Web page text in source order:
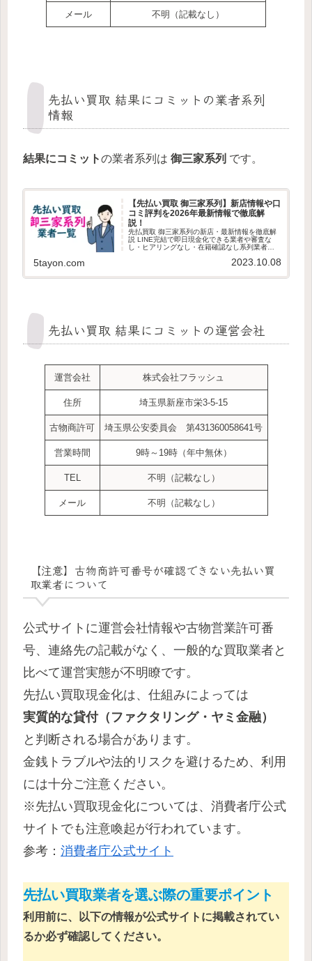
メール 不明（記載なし）
先払い買取 結果にコミットの業者系列
情報
結果にコミットの業者系列は 御三家系列 です。
【先払い買取 御三家系列】新店情報や口
コミ評判を2026年最新情報で徹底解
説！
先払買取 御三家系列の新店・最新情報を徹底解
説 LINE完結で即日現金化できる業者や審査な
し・ヒアリングなし・在籍確認なし系列業者の
を紹介します。最新版の先払買取 御三家系列情
5tayon.com 2023.10.08
先払い買取 結果にコミットの運営会社
運営会社 株式会社フラッシュ
住所 埼玉県新座市栄3-5-15
古物商許可 埼玉県公安委員会 第431360058641号
営業時間 9時～19時（年中無休）
TEL 不明（記載なし）
メール 不明（記載なし）
【注意】古物商許可番号が確認できない先払い買
取業者について
公式サイトに運営会社情報や古物営業許可番
号、連絡先の記載がなく、一般的な買取業者と
比べて運営実態が不明瞭です。
先払い買取現金化は、仕組みによっては
実質的な貸付（ファクタリング・ヤミ金融）
と判断される場合があります。
金銭トラブルや法的リスクを避けるため、利用
には十分ご注意ください。
※先払い買取現金化については、消費者庁公式
サイトでも注意喚起が行われています。
参考： 消費者庁公式サイト
先払い買取業者を選ぶ際の重要ポイント
利用前に、以下の情報が公式サイトに掲載されてい
るか必ず確認してください。